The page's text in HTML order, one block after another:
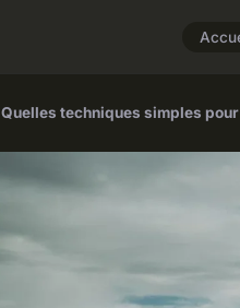
Quelles techniques simples